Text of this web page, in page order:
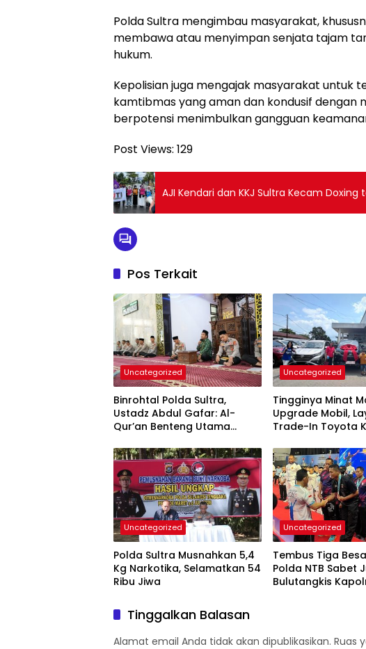
Polda Sultra mengimbau masyarakat,
membawa atau menyimpan senjata tajam
hukum.
Kepolisian juga mengajak masyarakat untuk
kamtibmas yang aman dan kondusif dengan
berpotensi menimbulkan gangguan
Post Views: 129
AJI Kendari dan KKJ Sultra Kecam Doxing
Pos Terkait
Uncategorized
Binrohtal Polda Sultra,
Ustadz Abdul Gafar: Al-
Qur’an Benteng Utama
Penyimpangan Sosial
Uncategorized
Tingginya Minat
Upgrade Mobil,
Trade-In Toyota
Uncategorized
Polda Sultra Musnahkan 5,4
Kg Narkotika, Selamatkan 54
Ribu Jiwa
Uncategorized
Tembus Tiga
Polda NTB Sabet
Bulutangkis
Tinggalkan Balasan
Alamat email Anda tidak akan dipublikasikan. Ruas